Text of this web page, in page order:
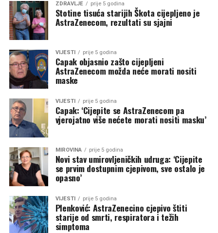
ZDRAVLJE prije 5 godina
Stotine tisuća starijih Škota cijepljeno je
AstraZenecom, rezultati su sjajni
VIJESTI prije 5 godina
Capak objasnio zašto cijepljeni
AstraZenecom možda neće morati nositi
maske
VIJESTI prije 5 godina
Capak: ‘Cijepite se AstraZenecom pa
vjerojatno više nećete morati nositi masku’
MIROVINA prije 5 godina
Novi stav umirovljeničkih udruga: ‘Cijepite
se prvim dostupnim cjepivom, sve ostalo je
opasno’
VIJESTI prije 5 godina
Plenković: AstraZenecino cjepivo štiti
starije od smrti, respiratora i težih
simptoma